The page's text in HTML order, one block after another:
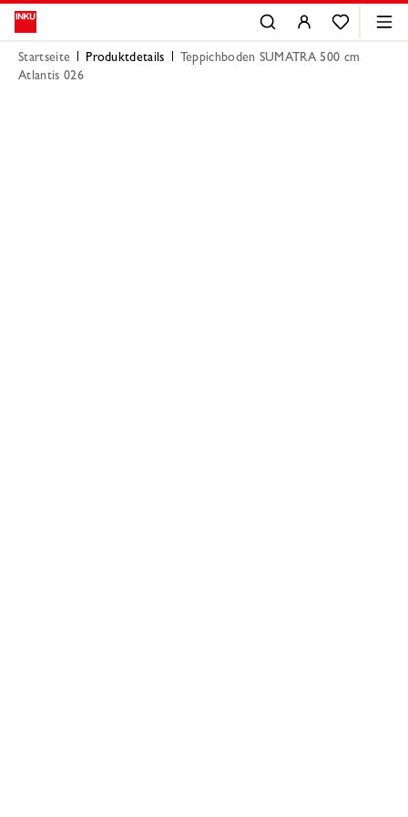
Startseite Produktdetails
Teppichboden SUMATRA 500 cm
Atlantis 026